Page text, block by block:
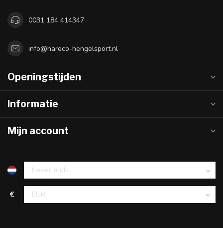
0031 184 414347
info@hareco-hengelsport.nl
Openingstijden
Informatie
Mijn account
€